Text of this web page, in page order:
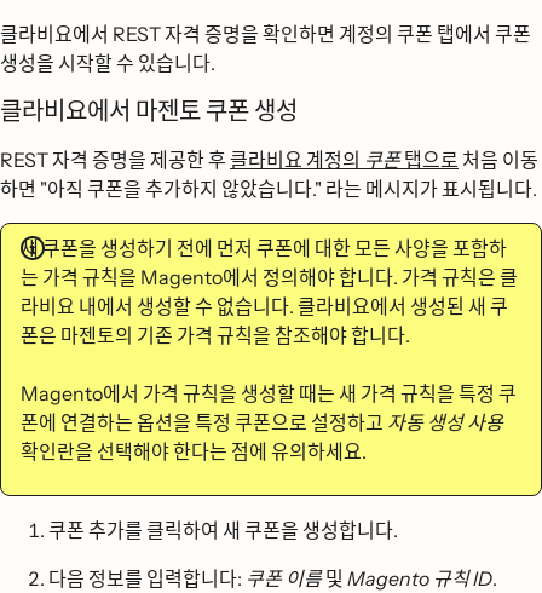
클라비요에서 REST 자격 증명을 확인하면 계정의 쿠폰 탭에서 쿠폰
생성을 시작할 수 있습니다.
클라비요에서 마젠토 쿠폰 생성
REST 자격 증명을 제공한 후 클라비요 계정의 쿠폰탭으로 처음 이동
하면 "아직 쿠폰을 추가하지 않았습니다." 라는 메시지가 표시됩니다.
새 쿠폰을 생성하기 전에 먼저 쿠폰에 대한 모든 사양을 포함하
는 가격 규칙을 Magento에서 정의해야 합니다. 가격 규칙은 클
라비요 내에서 생성할 수 없습니다. 클라비요에서 생성된 새 쿠
폰은 마젠토의 기존 가격 규칙을 참조해야 합니다.
Magento에서 가격 규칙을 생성할 때는 새 가격 규칙을 특정 쿠
폰에 연결하는 옵션을 특정 쿠폰으로 설정하고 자동 생성 사용
확인란을 선택해야 한다는 점에 유의하세요.
쿠폰 추가를 클릭하여 새 쿠폰을 생성합니다.
다음 정보를 입력합니다: 쿠폰 이름및 Magento 규칙 ID.